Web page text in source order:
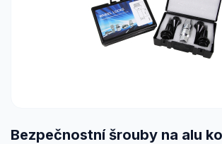
Bezpečnostní šrouby na alu